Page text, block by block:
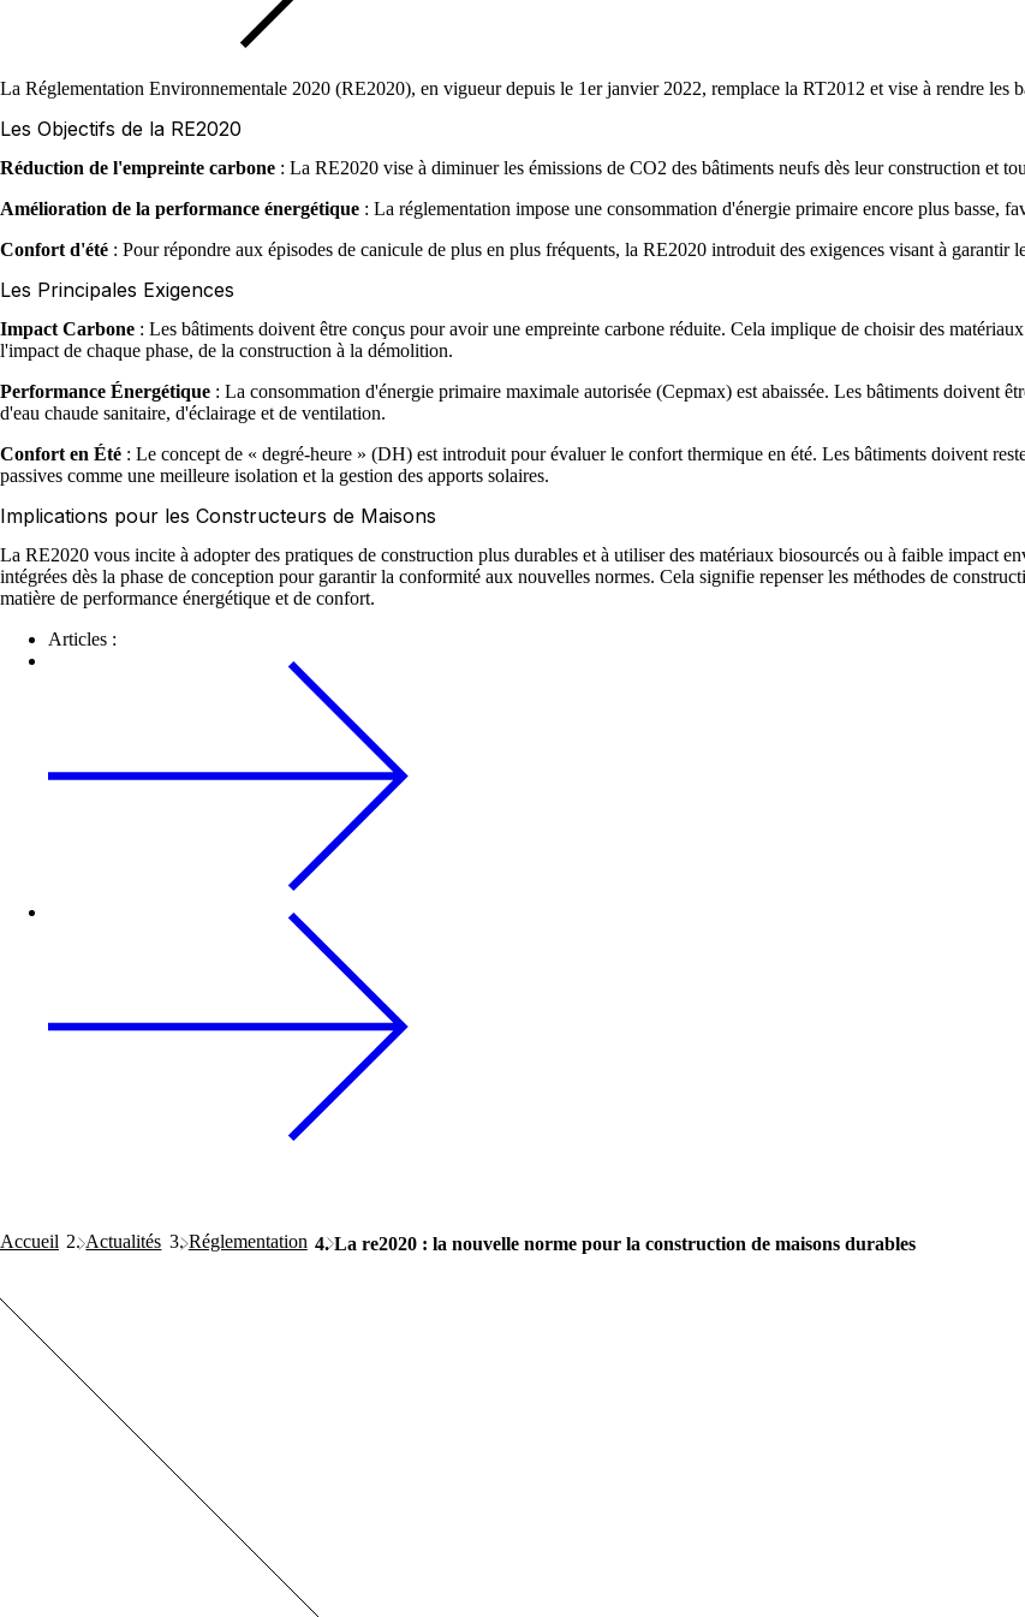
Vous souhaitez vous agrandir, rénover votre maison
La Réglementation Environnementale 2020 (RE2020), en vigueur depuis le 1er janvier 2022, remplace la RT2012 et vise à rendre les
Les Objectifs de la RE2020
Réduction de l'empreinte carbone : La RE2020 vise à diminuer les émissions de CO2 des bâtiments neufs dès leur construction et
Amélioration de la performance énergétique : La réglementation impose une consommation d'énergie primaire encore plus basse,
Confort d'été : Pour répondre aux épisodes de canicule de plus en plus fréquents, la RE2020 introduit des exigences visant à
Les Principales Exigences
Impact Carbone : Les bâtiments doivent être conçus pour avoir une empreinte carbone réduite. Cela implique de choisir des
l'impact de chaque phase, de la construction à la démolition.
Performance Énergétique : La consommation d'énergie primaire maximale autorisée (Cepmax) est abaissée. Les bâtiments doivent
d'eau chaude sanitaire, d'éclairage et de ventilation.
Confort en Été : Le concept de « degré-heure » (DH) est introduit pour évaluer le confort thermique en été. Les bâtiments doivent
passives comme une meilleure isolation et la gestion des apports solaires.
Implications pour les Constructeurs de Maisons
La RE2020 vous incite à adopter des pratiques de construction plus durables et à utiliser des matériaux biosourcés ou à faible impact
intégrées dès la phase de conception pour garantir la conformité aux nouvelles normes. Cela signifie repenser les méthodes de
matière de performance énergétique et de confort.
Articles :
Accueil Actualités Réglementation La re2020 : la nouvelle norme pour la construction de maisons durables